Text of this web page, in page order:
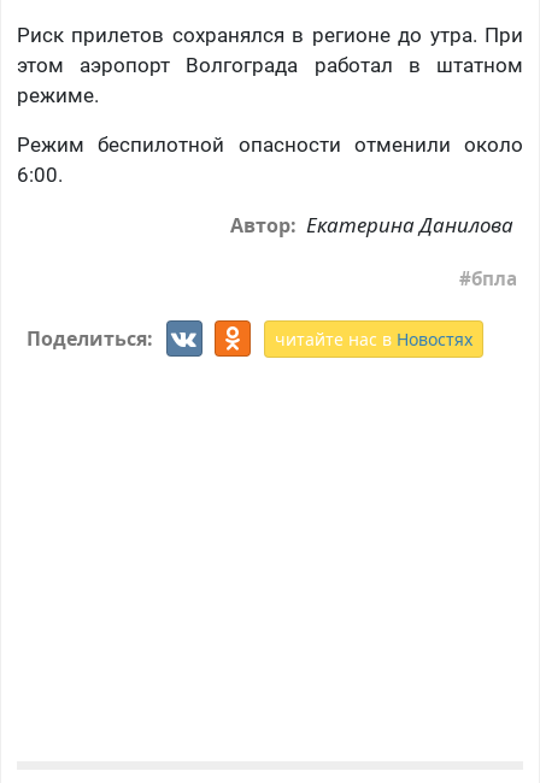
Риск прилетов сохранялся в регионе до утра. При
этом аэропорт Волгограда работал в штатном
режиме.
Режим беспилотной опасности отменили около
6:00.
Автор: Екатерина Данилова
бпла
Поделиться: читайте нас в Новостях